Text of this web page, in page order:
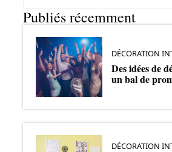
Publiés récemment
DÉCORATION
Des idées de
un bal de
DÉCORATION